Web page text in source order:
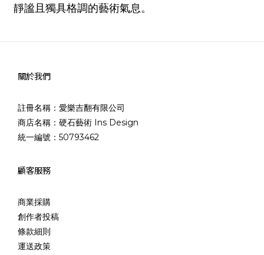
靜謐且獨具格調的藝術氣息。
關於我們
註冊名稱：愛樂吉翻有限公司
商店名稱：硬石藝術 Ins Design
統一編號：50793462
顧客服務
商業採購
創作者投稿
條款細則
運送政策